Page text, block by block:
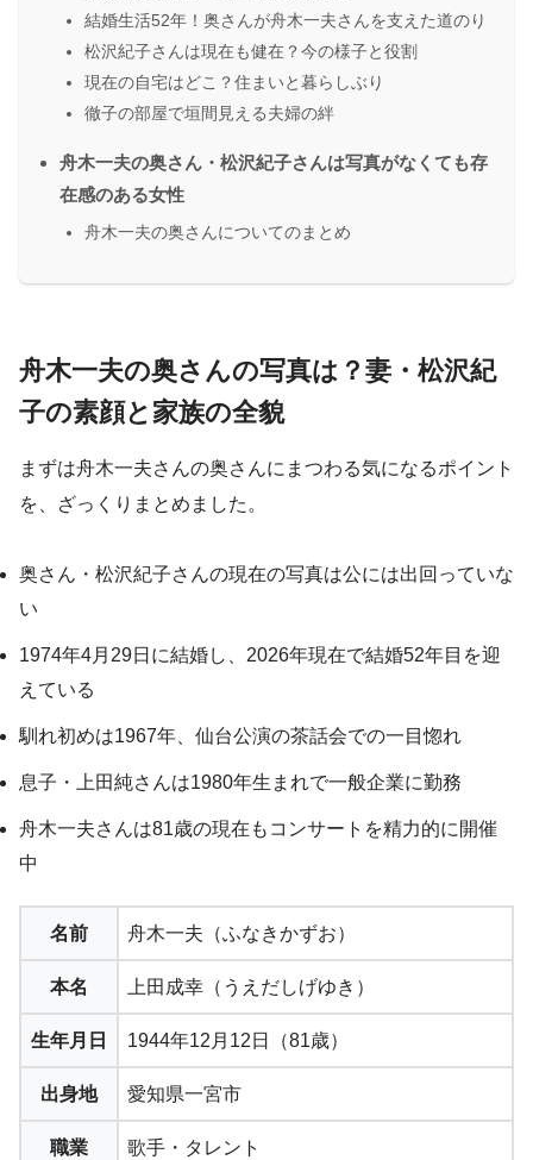
結婚生活52年！奥さんが舟木一夫さんを支えた道のり
松沢紀子さんは現在も健在？今の様子と役割
現在の自宅はどこ？住まいと暮らしぶり
徹子の部屋で垣間見える夫婦の絆
舟木一夫の奥さん・松沢紀子さんは写真がなくても存
在感のある女性
舟木一夫の奥さんについてのまとめ
舟木一夫の奥さんの写真は？妻・松沢紀
子の素顔と家族の全貌
まずは舟木一夫さんの奥さんにまつわる気になるポイント
を、ざっくりまとめました。
奥さん・松沢紀子さんの現在の写真は公には出回っていな
い
1974年4月29日に結婚し、2026年現在で結婚52年目を迎
えている
馴れ初めは1967年、仙台公演の茶話会での一目惚れ
息子・上田純さんは1980年生まれで一般企業に勤務
舟木一夫さんは81歳の現在もコンサートを精力的に開催
中
名前 舟木一夫（ふなきかずお）
本名 上田成幸（うえだしげゆき）
生年月日 1944年12月12日（81歳）
出身地 愛知県一宮市
職業 歌手・タレント